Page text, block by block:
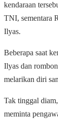
kendaraan
TNI, sementara
Ilyas.
Beberapa saat
Ilyas dan
melarikan diri
Tak tinggal
meminta